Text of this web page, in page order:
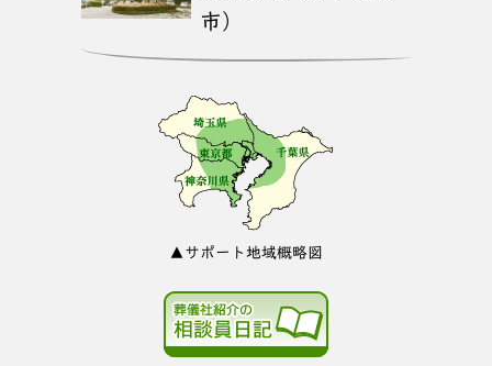
市）
▲サポート地域概略図